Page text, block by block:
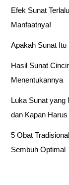
h
f
r
:
Efek Sunat
Manfaatnya!
Apakah Sunat
Hasil Sunat
Menentukannya
Luka Sunat
dan Kapan
5 Obat
Sembuh Optimal